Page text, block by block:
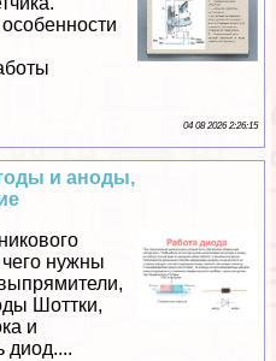
04 08 2026 2:26:15
и аноды,
нужны
Шоттки,
и
диод....